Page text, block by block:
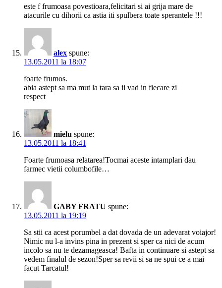
este f frumoasa povestioara,felicitari si ai grija mare de
atacurile cu dihorii ca astia iti spulbera toate sperantele !!!
alex spune:
13.05.2011 la 18:07
foarte frumos.
abia astept sa ma mut la tara sa ii vad in fiecare zi
respect
mielu spune:
13.05.2011 la 18:41
Foarte frumoasa relatarea!Tocmai aceste intamplari dau
farmec vietii columbofile…
GABY FRATU spune:
13.05.2011 la 19:19
Sa stii ca acest porumbel a dat dovada de un adevarat voiajor!
Nimic nu l-a invins pina in prezent si sper ca nici de acum
incolo sa nu te dezamageasca! Bafta in continuare si astept sa
vedem finalul de sezon!Sper sa revii si sa ne spui ce a mai
facut Tarcatul!